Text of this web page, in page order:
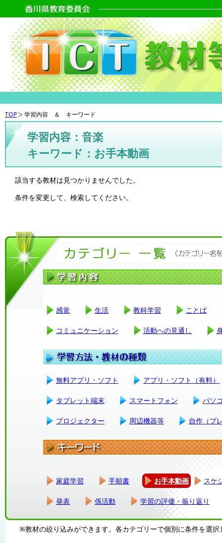
TOP 学習内容 ＆ キーワード
学習内容：音楽
キーワード：お手本動画
該当する教材は見つかりませんでした。
条件を変更して、検索してください。
感覚 生活 教科学習 ことば
コミュニケーション 活動への見通し
無料アプリ・ソフト アプリ・ソフト（有料）
タブレット端末 スマートフォン パソ
プロジェクター 周辺機器等 自作（プ
家庭学習 手順書 お手本動画 スケ
発表 係活動 学習の評価・振り返り
※教材の絞り込みができます。各カテゴリーで個別に条件を選択